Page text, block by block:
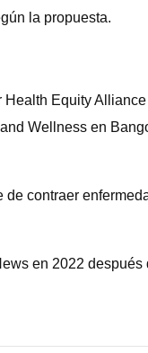
la propuesta.
Equity
Wellness en
contraer
en 2022